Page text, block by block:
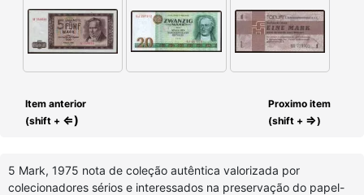
Item anterior
(shift + ⇐)
Proximo item
(shift + ⇒)
5 Mark, 1975 nota de coleção autêntica valorizada por
colecionadores sérios e interessados na preservação do papel-